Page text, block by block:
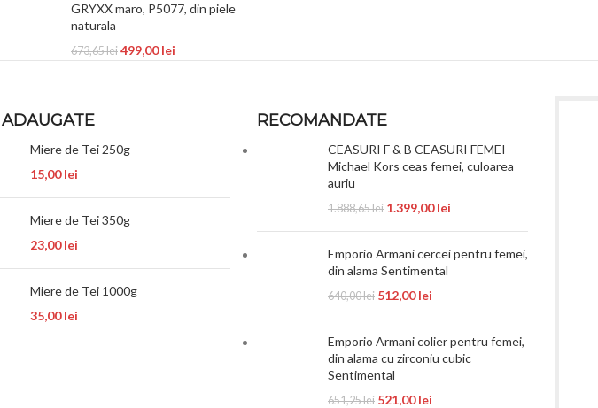
GRYXX maro, P5077, din piele
naturala
673,65lei 499,00lei
Miere de Tei 250g
15,00lei
Miere de Tei 350g
23,00lei
Miere de Tei 1000g
35,00lei
RECOMANDATE
CEASURI F & B CEASURI FEMEI
Michael Kors ceas femei, culoarea
auriu
1.888,65lei 1.399,00lei
Emporio Armani cercei pentru femei,
din alama Sentimental
640,00lei 512,00lei
Emporio Armani colier pentru femei,
din alama cu zirconiu cubic
Sentimental
651,25lei 521,00lei